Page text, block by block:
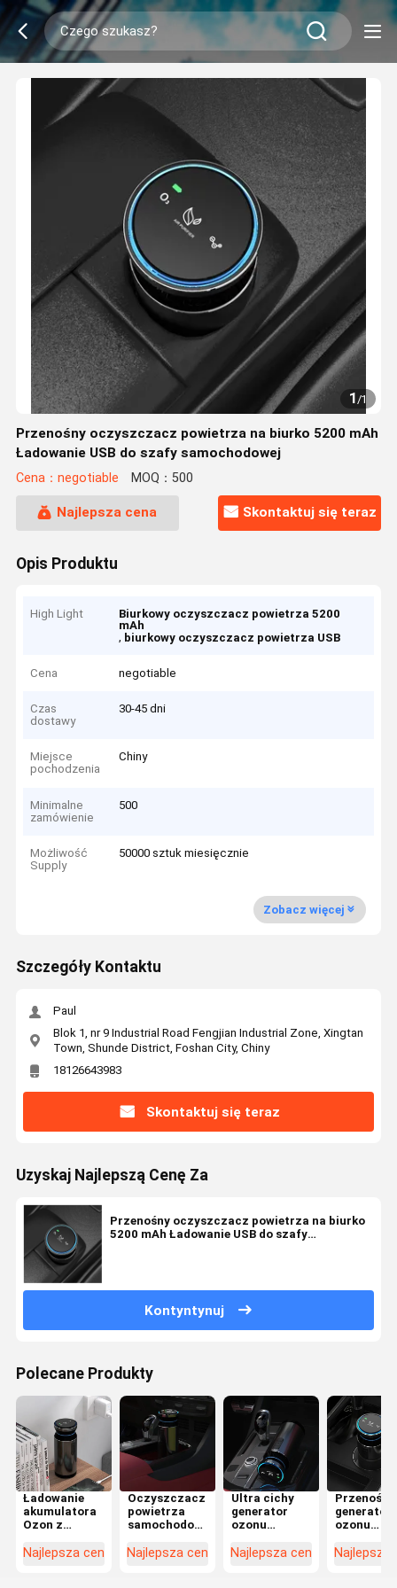
1/1
Przenośny oczyszczacz powietrza na biurko 5200 mAh
Ładowanie USB do szafy samochodowej
Cena：negotiable MOQ：500
Najlepsza cena Skontaktuj się teraz
Opis Produktu
High Light
Biurkowy oczyszczacz powietrza 5200
mAh
, biurkowy oczyszczacz powietrza USB
Cena negotiable
Czas
dostawy
30-45 dni
Miejsce
pochodzenia
Chiny
Minimalne
zamówienie
500
Możliwość
Supply
50000 sztuk miesięcznie
Zobacz więcej
Szczegóły Kontaktu
Paul
Blok 1, nr 9 Industrial Road Fengjian Industrial Zone, Xingtan
Town, Shunde District, Foshan City, Chiny
18126643983
Skontaktuj się teraz
Uzyskaj Najlepszą Cenę Za
Przenośny oczyszczacz powietrza na biurko
5200 mAh Ładowanie USB do szafy
Kontyntynuj
Polecane Produkty
Ładowanie
akumulatora
Ozon z
ujemnymi
Najlepsza cena
Oczyszczacz
powietrza
samochodowego
przenośnym
Najlepsza cena
Ultra cichy
generator
ozonu
oczyszczacz
Najlepsza cena
Przenośny
generator
ozonu
Najlepsza